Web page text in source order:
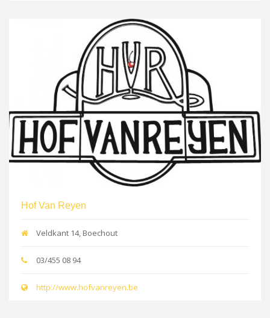
Hof Van Reyen
Veldkant 14, Boechout
03/455 08 94
http://www.hofvanreyen.be